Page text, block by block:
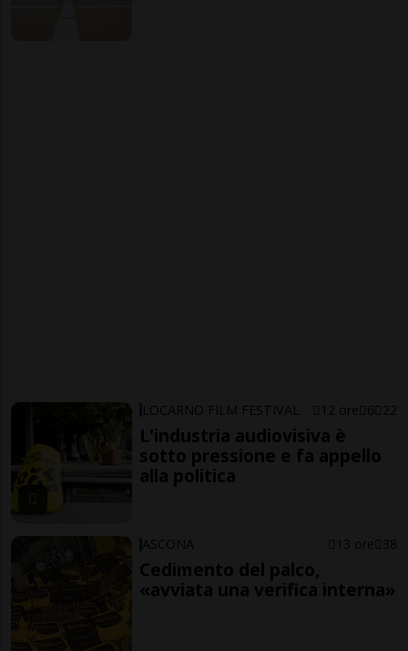
LOCARNO FILM FESTIVAL 12 ore 6 22
L'industria audiovisiva è
sotto pressione e fa appello
alla politica
ASCONA 13 ore 38
Cedimento del palco,
«avviata una verifica interna»